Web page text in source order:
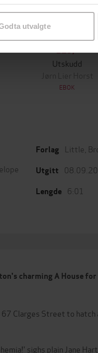
formål ved å
utvalgte
129,-
Utskudd
Jørn Lier Horst
EBOK
Forlag Little,
Utgitt
Lengde 6:01
charming A House
Clarges Street to hatch
sighs plain Jane